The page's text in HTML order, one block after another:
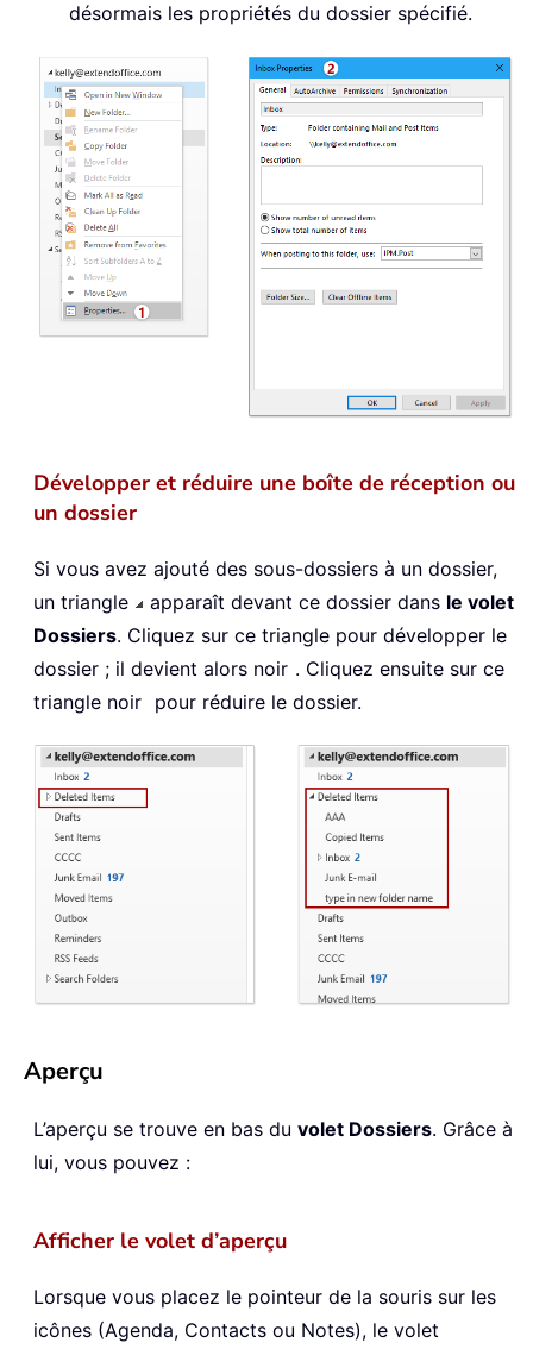
désormais les propriétés du dossier spécifié.
Développer et réduire une boîte de réception ou
un dossier
Si vous avez ajouté des sous-dossiers à un dossier,
un triangle
apparaît devant ce dossier dans le volet
Dossiers. Cliquez sur ce triangle pour développer le
dossier ; il devient alors noir . Cliquez ensuite sur ce
triangle noir pour réduire le dossier.
Aperçu
L’aperçu se trouve en bas du volet Dossiers. Grâce à
lui, vous pouvez :
Afficher le volet d’aperçu
Lorsque vous placez le pointeur de la souris sur les
icônes (Agenda, Contacts ou Notes), le volet